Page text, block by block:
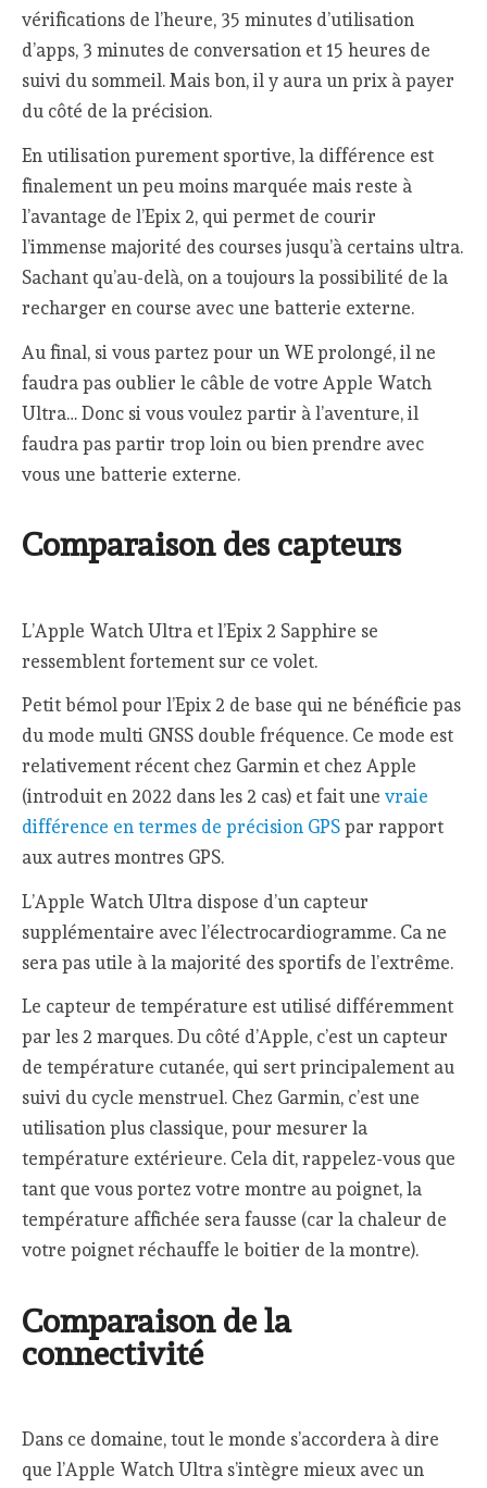
vérifications de l’heure, 35 minutes d’utilisation
d’apps, 3 minutes de conversation et 15 heures de
suivi du sommeil. Mais bon, il y aura un prix à payer
du côté de la précision.
En utilisation purement sportive, la différence est
finalement un peu moins marquée mais reste à
l’avantage de l’Epix 2, qui permet de courir
l’immense majorité des courses jusqu’à certains ultra.
Sachant qu’au-delà, on a toujours la possibilité de la
recharger en course avec une batterie externe.
Au final, si vous partez pour un WE prolongé, il ne
faudra pas oublier le câble de votre Apple Watch
Ultra… Donc si vous voulez partir à l’aventure, il
faudra pas partir trop loin ou bien prendre avec
vous une batterie externe.
Comparaison des capteurs
L’Apple Watch Ultra et l’Epix 2 Sapphire se
ressemblent fortement sur ce volet.
Petit bémol pour l’Epix 2 de base qui ne bénéficie pas
du mode multi GNSS double fréquence. Ce mode est
relativement récent chez Garmin et chez Apple
(introduit en 2022 dans les 2 cas) et fait unevraie
différence en termes de précision GPS par rapport
aux autres montres GPS.
L’Apple Watch Ultra dispose d’un capteur
supplémentaire avec l’électrocardiogramme. Ca ne
sera pas utile à la majorité des sportifs de l’extrême.
Le capteur de température est utilisé différemment
par les 2 marques. Du côté d’Apple, c’est un capteur
de température cutanée, qui sert principalement au
suivi du cycle menstruel. Chez Garmin, c’est une
utilisation plus classique, pour mesurer la
température extérieure. Cela dit, rappelez-vous que
tant que vous portez votre montre au poignet, la
température affichée sera fausse (car la chaleur de
votre poignet réchauffe le boitier de la montre).
Comparaison de la
connectivité
Dans ce domaine, tout le monde s’accordera à dire
que l’Apple Watch Ultra s’intègre mieux avec un